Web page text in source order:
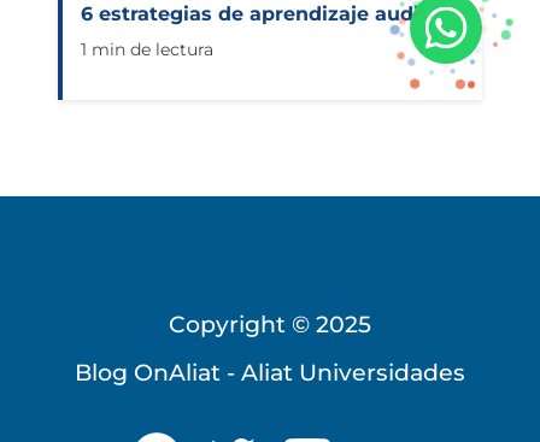
6 estrategias de aprendizaje auditivo
1 min de lectura
Copyright © 2025
Blog OnAliat - Aliat Universidades
Universidad Virtual
Te brindamos información